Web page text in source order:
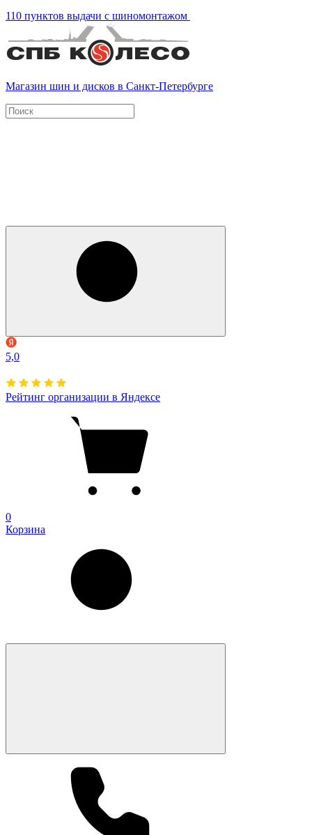
110 пунктов выдачи с шиномонтажом
Магазин шин и дисков в Санкт-Петербурге
5,0
Рейтинг организации в Яндексе
0
Корзина